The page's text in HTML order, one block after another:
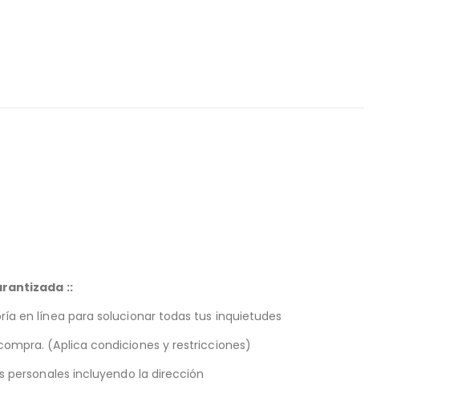
::
en línea para solucionar todas tus inquietudes
(Aplica condiciones y restricciones)
personales incluyendo la dirección